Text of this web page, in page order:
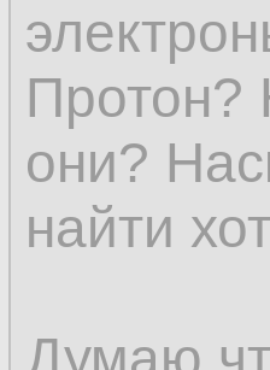
всех
и
Протон?
они?
найти